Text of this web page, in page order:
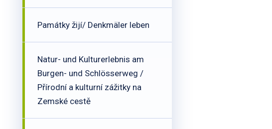
Památky žijí/ Denkmäler leben
Natur- und Kulturerlebnis am
Burgen- und Schlösserweg /
Přírodní a kulturní zážitky na
Zemské cestě